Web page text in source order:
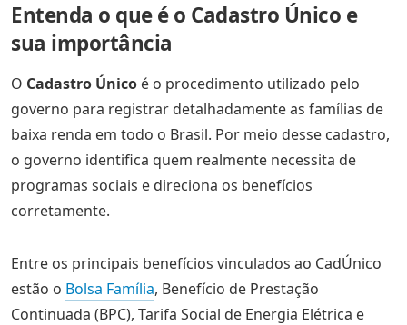
Entenda o que é o Cadastro Único e
sua importância
O Cadastro Único é o procedimento utilizado pelo
governo para registrar detalhadamente as famílias de
baixa renda em todo o Brasil. Por meio desse cadastro,
o governo identifica quem realmente necessita de
programas sociais e direciona os benefícios
corretamente.
Entre os principais benefícios vinculados ao CadÚnico
estão o Bolsa Família, Benefício de Prestação
Continuada (BPC), Tarifa Social de Energia Elétrica e